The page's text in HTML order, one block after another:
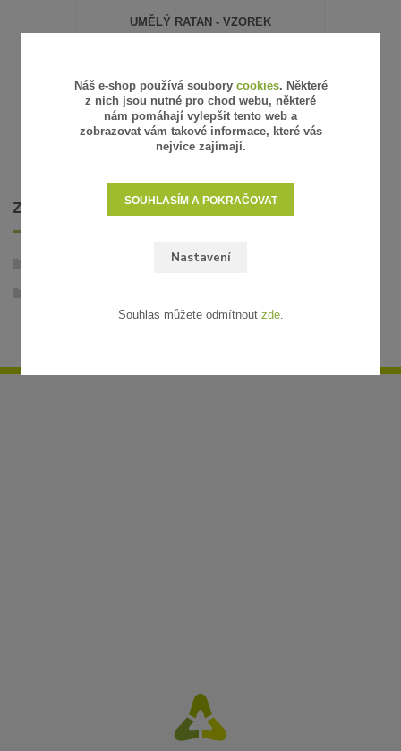
UMĚLÝ RATAN - VZOREK
ZVOLIT VARIANTU
ZBOŽÍ ZAŘAZENO V KATEGORIÍCH
Náš e-shop používá soubory cookies. Některé
z nich jsou nutné pro chod webu, některé
nám pomáhají vylepšit tento web a
zobrazovat vám takové informace, které vás
nejvíce zajímají.
Nastavení
SOUHLASÍM A POKRAČOVAT
Souhlas můžete odmítnout zde.